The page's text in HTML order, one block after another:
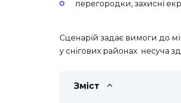
перегородки, захисні
Сценарій задає вимоги до
у снігових районах несуча
Зміст